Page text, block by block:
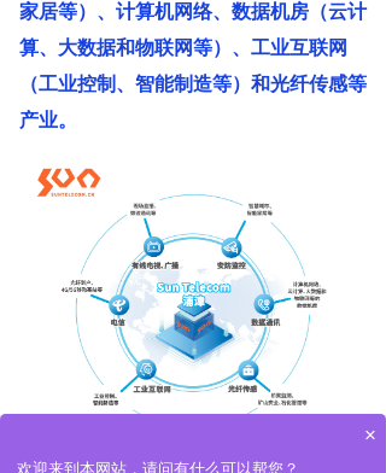
家居等）、计算机网络、数据机房（云计
算、大数据和物联网等）、工业互联网
（工业控制、智能制造等）和光纤传感等
产业。
×
欢迎来到本网站，请问有什么可以帮您？